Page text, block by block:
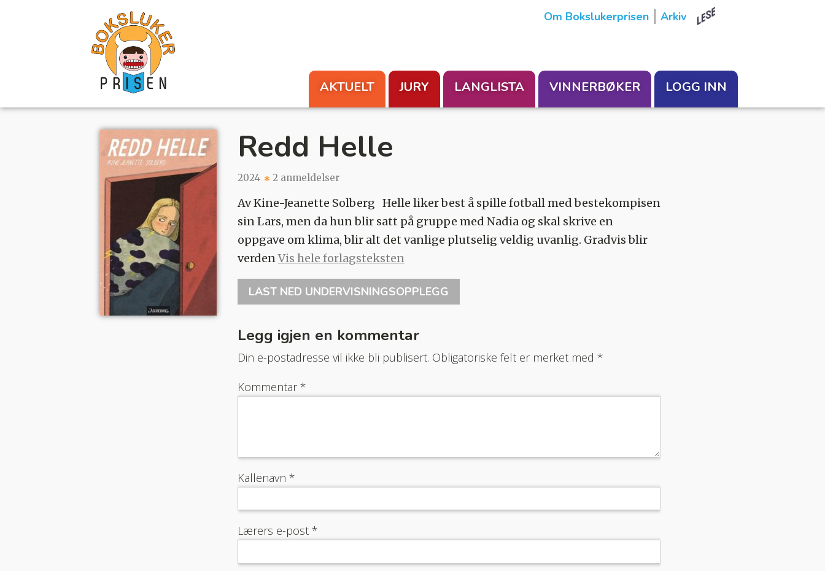
Om Bokslukerprisen Arkiv
AKTUELT JURY LANGLISTA VINNERBØKER LOGG INN
Redd Helle
2024 2 anmeldelser
Av Kine-Jeanette Solberg Helle liker best å spille fotball med bestekompisen
sin Lars, men da hun blir satt på gruppe med Nadia og skal skrive en
oppgave om klima, blir alt det vanlige plutselig veldig uvanlig. Gradvis blir
verdenVis hele forlagsteksten
LAST NED UNDERVISNINGSOPPLEGG
Legg igjen en kommentar
Din e-postadresse vil ikke bli publisert. Obligatoriske felt er merket med *
Kommentar*
Kallenavn *
Lærers e-post *